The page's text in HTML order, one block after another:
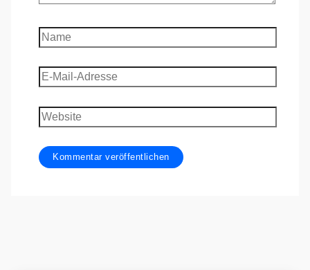
Name
E-
Mail-
Adresse
Website